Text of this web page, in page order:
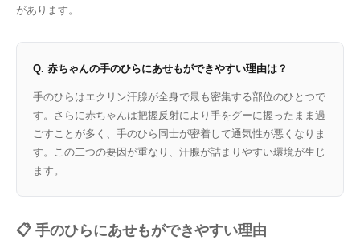
があります。
Q. 赤ちゃんの手のひらにあせもができやすい理由は？
手のひらはエクリン汗腺が全身で最も密集する部位のひとつで
す。さらに赤ちゃんは把握反射により手をグーに握ったまま過
ごすことが多く、手のひら同士が密着して通気性が悪くなりま
す。この二つの要因が重なり、汗腺が詰まりやすい環境が生じ
ます。
📋 手のひらにあせもができやすい理由